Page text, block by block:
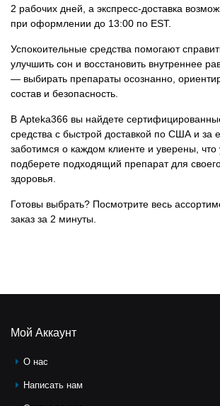
2 рабочих дней, а экспресс-доставка
при оформлении до 13:00 по EST.
Успокоительные средства помогают
улучшить сон и восстановить внутреннее
— выбирать препараты осознанно,
состав и безопасность.
В Apteka366 вы найдете
средства с быстрой доставкой по США и
заботимся о каждом клиенте и уверены, что
подберете подходящий препарат для
здоровья.
Готовы выбрать? Посмотрите весь
заказ за 2 минуты.
Мой Аккаунт
О нас
Написать нам